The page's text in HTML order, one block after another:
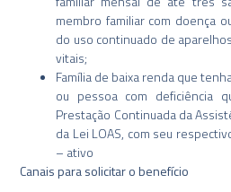
membro familiar com doença
do uso continuado de
vitais;
Família de baixa renda que
ou pessoa com deficiência
Prestação Continuada da
da Lei LOAS, com seu
– ativo
Canais para solicitar o benefício